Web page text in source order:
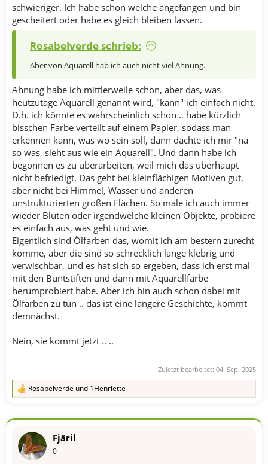
schwieriger. Ich habe schon welche angefangen und bin
gescheitert oder habe es gleich bleiben lassen.
Rosabelverde schrieb:
Aber von Aquarell hab ich auch nicht viel Ahnung.
Ahnung habe ich mittlerweile schon, aber das, was
heutzutage Aquarell genannt wird, "kann" ich einfach nicht.
D.h. ich könnte es wahrscheinlich schon .. habe kürzlich
bisschen Farbe verteilt auf einem Papier, sodass man
erkennen kann, was wo sein soll, dann dachte ich mir "na
so was, sieht aus wie ein Aquarell". Und dann habe ich
begonnen es zu überarbeiten, weil mich das überhaupt
nicht befriedigt. Das geht bei kleinflächigen Motiven gut,
aber nicht bei Himmel, Wasser und anderen
unstrukturierten großen Flächen. So male ich auch immer
wieder Blüten oder irgendwelche kleinen Objekte, probiere
es einfach aus, was geht und wie.
Eigentlich sind Ölfarben das, womit ich am bestern zurecht
komme, aber die sind so schrecklich lange klebrig und
verwischbar, und es hat sich so ergeben, dass ich erst mal
mit den Buntstiften und dann mit Aquarellfarbe
herumprobiert habe. Aber ich bin auch schon dabei mit
Ölfarben zu tun .. das ist eine längere Geschichte, kommt
demnächst.
Nein, sie kommt jetzt .. ..
Zuletzt bearbeitet: 04. Sep. 2025
R
k
o
Rosabelverde und 1Henriette
Fjäril
0